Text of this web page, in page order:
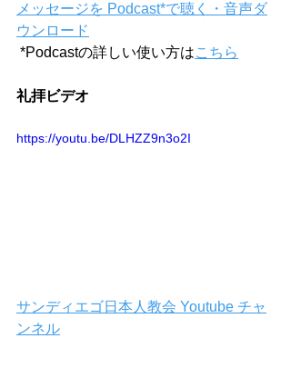
メッセージを Podcast*で聴く・音声ダ
ウンロード
*Podcastの詳しい使い方はこちら
礼拝ビデオ
https://youtu.be/DLHZZ9n3o2I
サンディエゴ日本人教会 Youtube チャ
ンネル